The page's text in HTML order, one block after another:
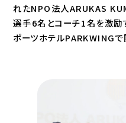
れたNPO法人ARUKAS
選手6名とコーチ1名を激励
ポーツホテルPARKWINGで